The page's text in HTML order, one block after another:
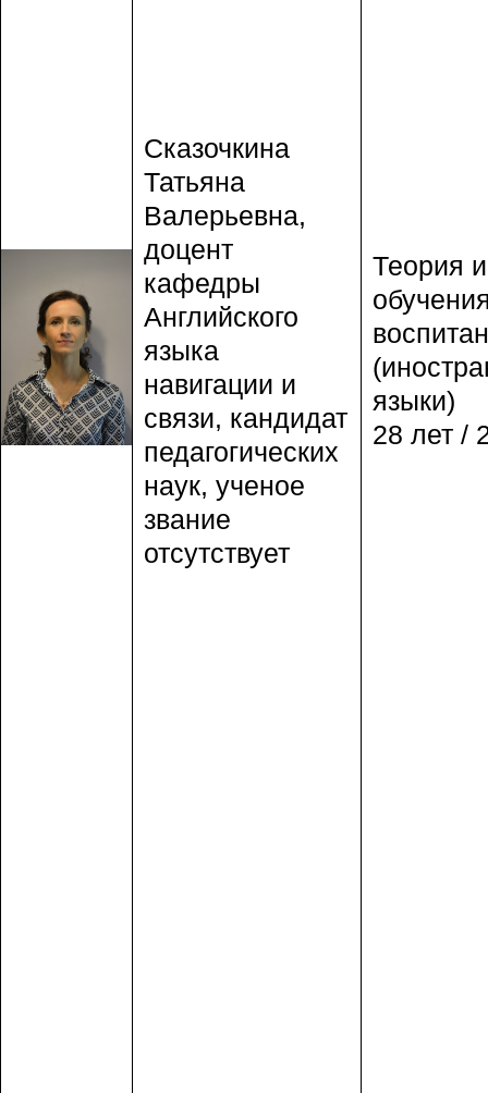
Сказочкина
Татьяна
Валерьевна,
доцент
кафедры
Английского
языка
навигации и
связи, кандидат
педагогических
наук, ученое
звание
отсутствует
Теория
языки)
28 лет /